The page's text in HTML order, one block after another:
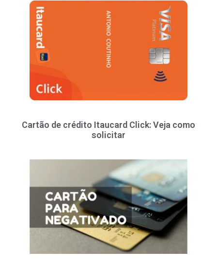
Cartão de crédito Itaucard Click: Veja como
solicitar